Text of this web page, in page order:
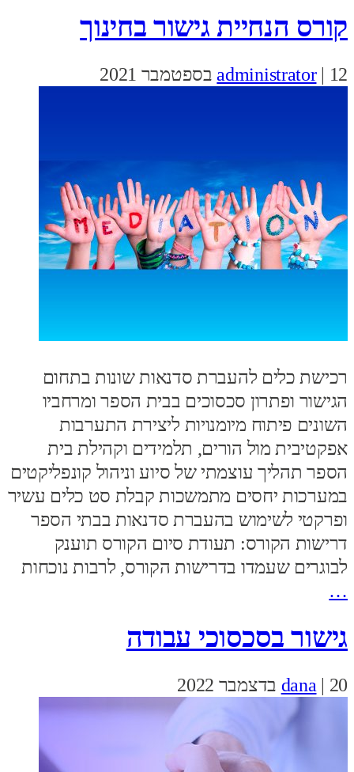
קורס הנחיית גישור בחינוך
administrator | 12 בספטמבר 2021
רכישת כלים להעברת סדנאות שונות בתחום
הגישור ופתרון סכסוכים בבית הספר ומרחביו
השונים פיתוח מיומנויות ליצירת התערבות
אפקטיבית מול הורים, תלמידים וקהילת בית
הספר תהליך עוצמתי של סיוע וניהול קונפליקטים
במערכות יחסים מתמשכות קבלת סט כלים עשיר
ופרקטי לשימוש בהעברת סדנאות בבתי הספר
דרישות הקורס: תעודת סיום הקורס תוענק
לבוגרים שעמדו בדרישות הקורס, לרבות נוכחות
…
גישור בסכסוכי עבודה
dana 20 בדצמבר 2022